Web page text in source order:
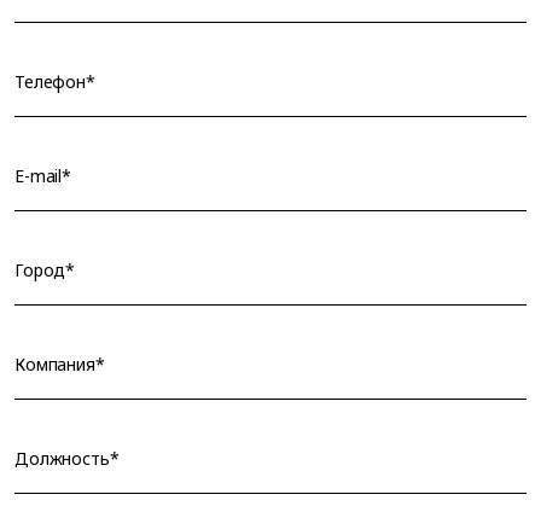
Телефон*
E-mail*
Город*
Компания*
Должность*